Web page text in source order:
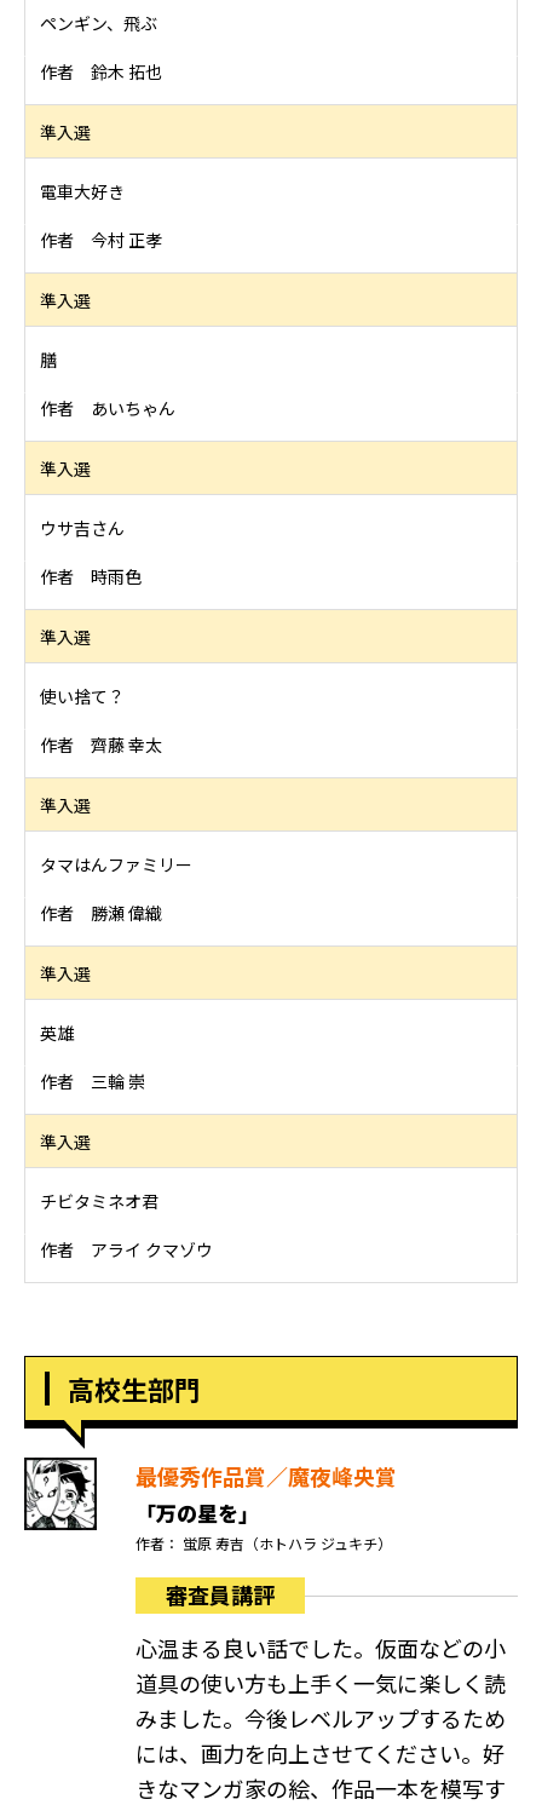
ペンギン、飛ぶ
作者 鈴木 拓也
準入選
電車大好き
作者 今村 正孝
準入選
膳
作者 あいちゃん
準入選
ウサ吉さん
作者 時雨色
準入選
使い捨て？
作者 齊藤 幸太
準入選
タマはんファミリー
作者 勝瀬 偉織
準入選
英雄
作者 三輪 崇
準入選
チビタミネオ君
作者 アライ クマゾウ
高校生部門
最優秀作品賞／魔夜峰央賞
「万の星を」
作者： 蛍原 寿吉（ホトハラ ジュキチ）
審査員講評
心温まる良い話でした。仮面などの小
道具の使い方も上手く一気に楽しく読
みました。今後レベルアップするため
には、画力を向上させてください。好
きなマンガ家の絵、作品一本を模写す